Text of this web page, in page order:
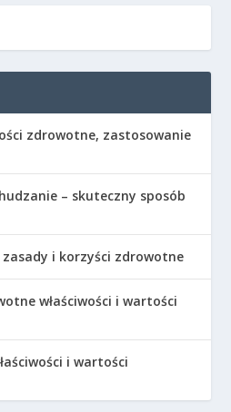
zdrowotne, zastosowanie
– skuteczny sposób
i korzyści zdrowotne
właściwości i wartości
i wartości